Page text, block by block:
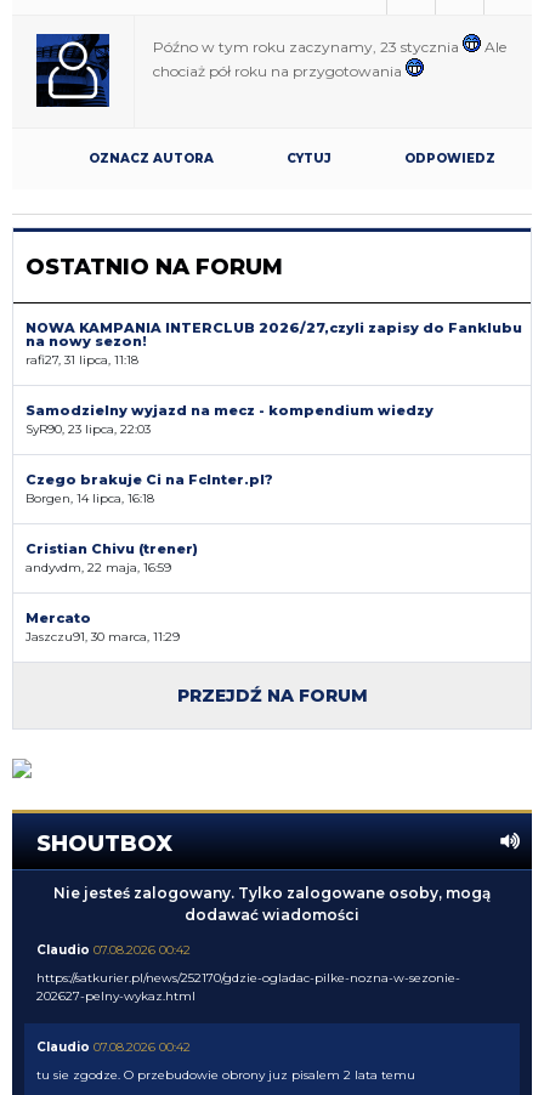
Późno w tym roku zaczynamy, 23 stycznia
Ale
chociaż pół roku na przygotowania
OZNACZ AUTORA CYTUJ ODPOWIEDZ
OSTATNIO NA FORUM
NOWA KAMPANIA INTERCLUB 2026/27,czyli zapisy do Fanklubu
na nowy sezon!
rafi27, 31 lipca, 11:18
Samodzielny wyjazd na mecz - kompendium wiedzy
SyR90, 23 lipca, 22:03
Czego brakuje Ci na FcInter.pl?
Borgen, 14 lipca, 16:18
Cristian Chivu (trener)
andyvdm, 22 maja, 16:59
Mercato
Jaszczu91, 30 marca, 11:29
PRZEJDŹ NA FORUM
SHOUTBOX
Nie jesteś zalogowany. Tylko zalogowane osoby, mogą
dodawać wiadomości
Claudio 07.08.2026 00:42
https://satkurier.pl/news/252170/gdzie-ogladac-pilke-nozna-w-sezonie-
202627-pelny-wykaz.html
Claudio 07.08.2026 00:42
tu sie zgodze. O przebudowie obrony juz pisalem 2 lata temu